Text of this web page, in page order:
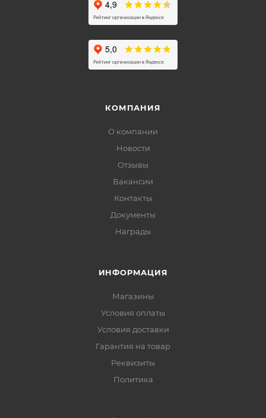
КОМПАНИЯ
О компании
Новости
Отзывы
Вакансии
Контакты
Документы
Награды
ИНФОРМАЦИЯ
Магазины
Условия оплаты
Условия доставки
Гарантия на товар
Реквизиты
Политика